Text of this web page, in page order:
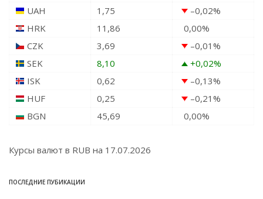
UAH
1,75 –0,02%
HRK
11,86 0,00%
CZK
3,69 –0,01%
SEK
8,10 +0,02%
ISK
0,62 –0,13%
HUF
0,25 –0,21%
BGN
45,69 0,00%
Курсы валют в RUB на 17.07.2026
ПОСЛЕДНИЕ ПУБИКАЦИИ